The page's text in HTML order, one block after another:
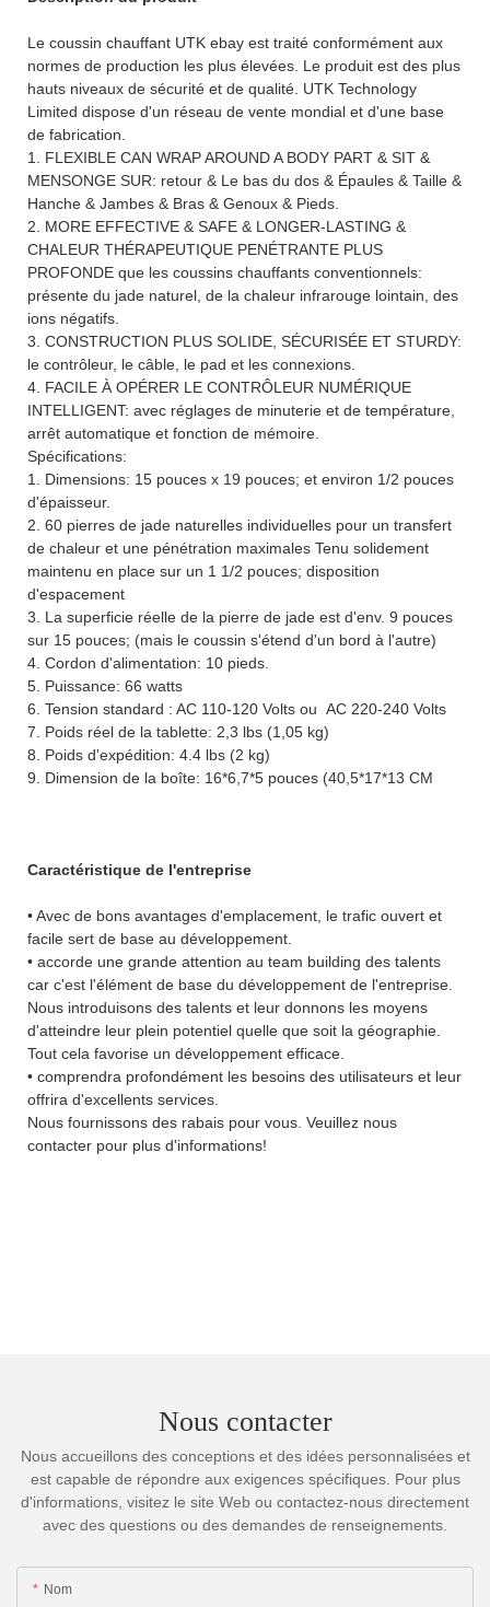
Le coussin chauffant UTK ebay est traité conformément aux
normes de production les plus élevées. Le produit est des plus
hauts niveaux de sécurité et de qualité. UTK Technology
Limited dispose d'un réseau de vente mondial et d'une base
de fabrication.
1. FLEXIBLE CAN WRAP AROUND A BODY PART & SIT &
MENSONGE SUR: retour & Le bas du dos & Épaules & Taille &
Hanche & Jambes & Bras & Genoux & Pieds.
2. MORE EFFECTIVE & SAFE & LONGER-LASTING &
CHALEUR THÉRAPEUTIQUE PENÉTRANTE PLUS
PROFONDE que les coussins chauffants conventionnels:
présente du jade naturel, de la chaleur infrarouge lointain, des
ions négatifs.
3. CONSTRUCTION PLUS SOLIDE, SÉCURISÉE ET STURDY:
le contrôleur, le câble, le pad et les connexions.
4. FACILE À OPÉRER LE CONTRÔLEUR NUMÉRIQUE
INTELLIGENT: avec réglages de minuterie et de température,
arrêt automatique et fonction de mémoire.
Spécifications:
1. Dimensions: 15 pouces x 19 pouces; et environ 1/2 pouces
d'épaisseur.
2. 60 pierres de jade naturelles individuelles pour un transfert
de chaleur et une pénétration maximales Tenu solidement
maintenu en place sur un 1 1/2 pouces; disposition
d'espacement
3. La superficie réelle de la pierre de jade est d'env. 9 pouces
sur 15 pouces; (mais le coussin s'étend d'un bord à l'autre)
4. Cordon d'alimentation: 10 pieds.
5. Puissance: 66 watts
6. Tension standard : AC 110-120 Volts ou AC 220-240 Volts
7. Poids réel de la tablette: 2,3 lbs (1,05 kg)
8. Poids d'expédition: 4.4 lbs (2 kg)
9. Dimension de la boîte: 16*6,7*5 pouces (40,5*17*13 CM
Caractéristique de l'entreprise
• Avec de bons avantages d'emplacement, le trafic ouvert et
facile sert de base au développement.
• accorde une grande attention au team building des talents
car c'est l'élément de base du développement de l'entreprise.
Nous introduisons des talents et leur donnons les moyens
d'atteindre leur plein potentiel quelle que soit la géographie.
Tout cela favorise un développement efficace.
• comprendra profondément les besoins des utilisateurs et leur
offrira d'excellents services.
Nous fournissons des rabais pour vous. Veuillez nous
contacter pour plus d'informations!
Nous contacter
Nous accueillons des conceptions et des idées personnalisées et
est capable de répondre aux exigences spécifiques. Pour plus
d'informations, visitez le site Web ou contactez-nous directement
avec des questions ou des demandes de renseignements.
Nom